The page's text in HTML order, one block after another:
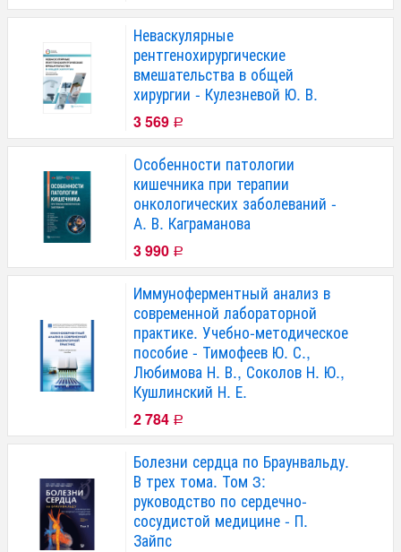
Неваскулярные
рентгенохирургические
вмешательства в общей
хирургии - Кулезневой Ю. В.
3 569 Р
Особенности патологии
кишечника при терапии
онкологических заболеваний -
А. В. Каграманова
3 990 Р
Иммуноферментный анализ в
современной лабораторной
практике. Учебно-методическое
пособие - Тимофеев Ю. С.,
Любимова Н. В., Соколов Н. Ю.,
Кушлинский Н. Е.
2 784 Р
Болезни сердца по Браунвальду.
В трех тома. Том 3:
руководство по сердечно-
сосудистой медицине - П.
Зайпс